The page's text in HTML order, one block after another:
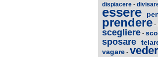
dispiacere -
essere -
prendere -
scegliere -
sposare -
vagare -